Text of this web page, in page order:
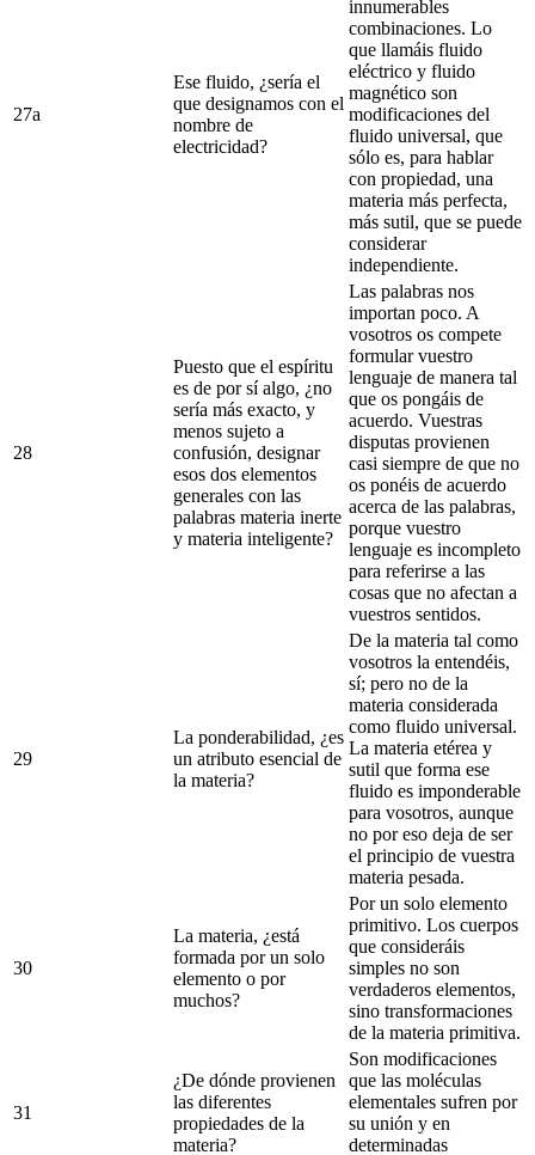
27a
Ese fluido, ¿sería el
que designamos con el
nombre de
electricidad?
innumerables
combinaciones. Lo
que llamáis fluido
eléctrico y fluido
magnético son
modificaciones del
fluido universal, que
sólo es, para hablar
con propiedad, una
materia más perfecta,
más sutil, que se puede
considerar
independiente.
28
Puesto que el espíritu
es de por sí algo, ¿no
sería más exacto, y
menos sujeto a
confusión, designar
esos dos elementos
generales con las
palabras materia inerte
y materia inteligente?
Las palabras nos
importan poco. A
vosotros os compete
formular vuestro
lenguaje de manera tal
que os pongáis de
acuerdo. Vuestras
disputas provienen
casi siempre de que no
os ponéis de acuerdo
acerca de las palabras,
porque vuestro
lenguaje es incompleto
para referirse a las
cosas que no afectan a
vuestros sentidos.
29
La ponderabilidad, ¿es
un atributo esencial de
la materia?
De la materia tal como
vosotros la entendéis,
sí; pero no de la
materia considerada
como fluido universal.
La materia etérea y
sutil que forma ese
fluido es imponderable
para vosotros, aunque
no por eso deja de ser
el principio de vuestra
materia pesada.
30
La materia, ¿está
formada por un solo
elemento o por
muchos?
Por un solo elemento
primitivo. Los cuerpos
que consideráis
simples no son
verdaderos elementos,
sino transformaciones
de la materia primitiva.
31
¿De dónde provienen
las diferentes
propiedades de la
materia?
Son modificaciones
que las moléculas
elementales sufren por
su unión y en
determinadas